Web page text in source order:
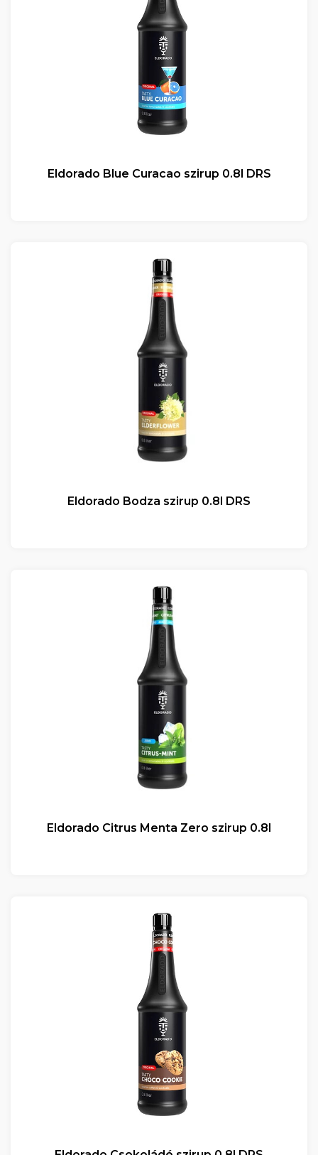
Eldorado Blue Curacao szirup 0.8l DRS
Eldorado Bodza szirup 0.8l DRS
Eldorado Citrus Menta Zero szirup 0.8l